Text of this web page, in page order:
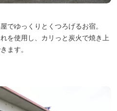
でゆっくりとくつろげるお宿。
を使用し、カリっと炭火で焼き上
ます。